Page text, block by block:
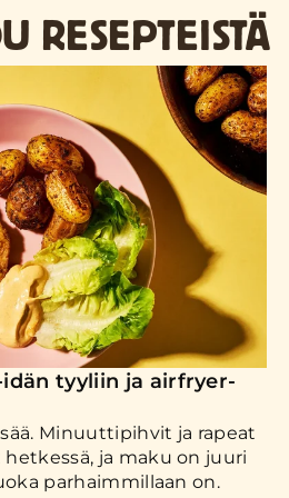
RESEPTEISTÄ
tyyliin ja airfryer-
Minuuttipihvit ja rapeat
ja maku on juuri
parhaimmillaan on.